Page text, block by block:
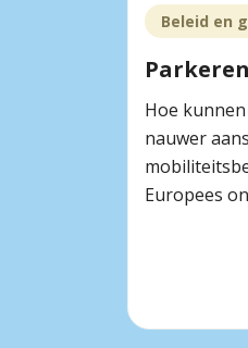
Beleid en
Hoe
nauwer
Europees